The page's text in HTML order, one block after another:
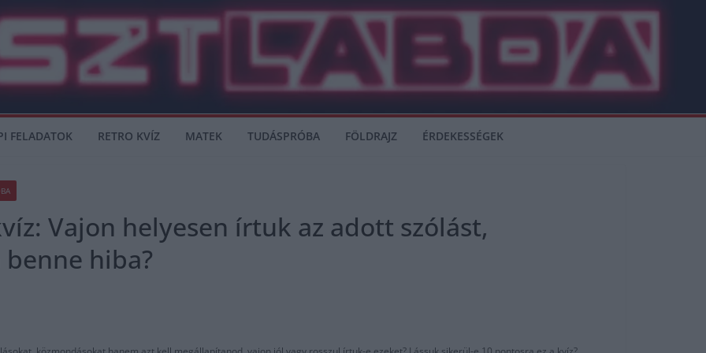
FELADATOK RETRO KVÍZ MATEK TUDÁSPRÓBA FÖLDRAJZ ÉRDEKESSÉGEK
Vajon helyesen írtuk az adott szólást,
hiba?